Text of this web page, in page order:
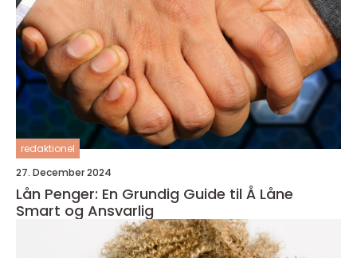
redaktionel
27. December 2024
Lån Penger: En Grundig Guide til Å Låne
Smart og Ansvarlig